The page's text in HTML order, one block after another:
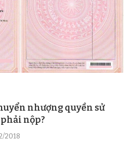
nhượng quyền sử
nộp?
2018